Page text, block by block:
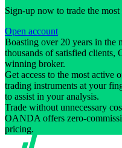
Sign-up now to trade the most
Open account
Boasting over 20 years in the
thousands of satisfied
winning broker.
Get access to the most active
trading instruments at your
to assist in your analysis.
Trade without unnecessary
OANDA offers zero-
pricing.